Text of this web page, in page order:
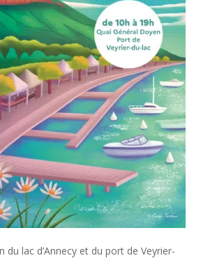
du lac d’Annecy et du port de Veyrier-